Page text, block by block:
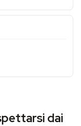
dai